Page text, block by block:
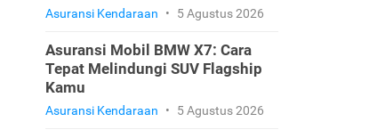
Asuransi Kendaraan • 5 Agustus 2026
Asuransi Mobil BMW X7: Cara
Tepat Melindungi SUV Flagship
Kamu
Asuransi Kendaraan • 5 Agustus 2026